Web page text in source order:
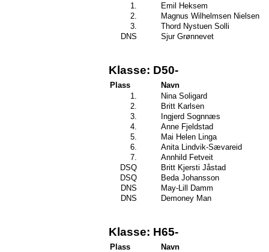
1.
Emil Heksem
2.
Magnus Wilhelmsen Nielsen
3.
Thord Nystuen Solli
DNS
Sjur Grønnevet
Klasse: D50-
Plass
Navn
1.
Nina Soligard
2.
Britt Karlsen
3.
Ingjerd Sognnæs
4.
Anne Fjeldstad
5.
Mai Helen Linga
6.
Anita Lindvik-Sævareid
7.
Annhild Fetveit
DSQ
Britt Kjersti Jåstad
DSQ
Beda Johansson
DNS
May-Lill Damm
DNS
Demoney Man
Klasse: H65-
Plass
Navn